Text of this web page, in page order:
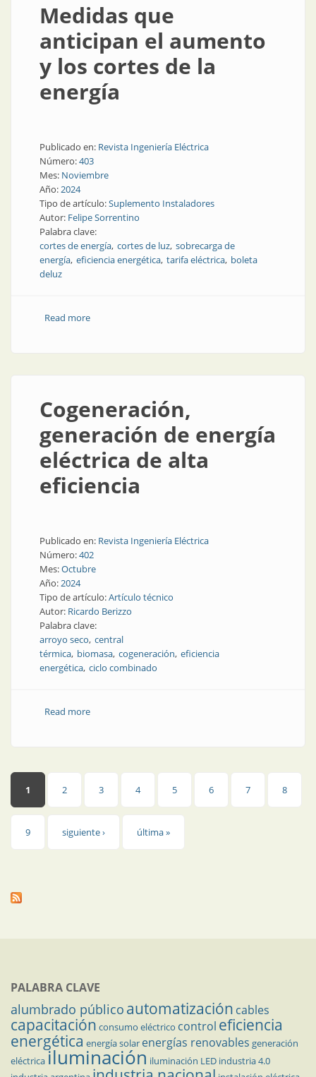
Medidas que
anticipan el aumento
y los cortes de la
energía
Publicado en: Revista Ingeniería Eléctrica
Número:403
Mes: Noviembre
Año:2024
Tipo de artículo:Suplemento Instaladores
Autor: Felipe Sorrentino
Palabra clave:
cortes de energía cortes de luz sobrecarga de
energía eficiencia energética tarifa eléctrica boleta
deluz
Read moreabout Medidas que anticipan el aumento y los cortes
Cogeneración,
generación de energía
eléctrica de alta
eficiencia
Publicado en: Revista Ingeniería Eléctrica
Número:402
Mes:Octubre
Año:2024
Tipo de artículo:Artículo técnico
Autor: Ricardo Berizzo
Palabra clave:
arroyo seco central
térmica biomasa cogeneración eficiencia
energética ciclo combinado
Read moreabout Cogeneración, generación de energía eléctrica
Páginas
1 2 3 4 5 6 7 8
9 siguiente › última »
PALABRA CLAVE
alumbrado público automatización cables
capacitación consumo eléctrico control eficiencia
energética energía solar energías renovables generación
eléctricailuminación iluminación LED industria 4.0